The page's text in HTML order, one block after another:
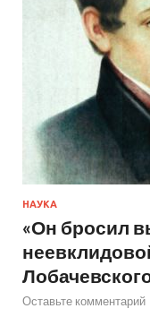
НАУКА
«Он бросил
Оставьте комментарий